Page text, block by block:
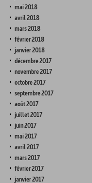
mai 2018
avril 2018
mars 2018
février 2018
janvier 2018
décembre 2017
novembre 2017
octobre 2017
septembre 2017
août 2017
juillet 2017
juin 2017
mai 2017
avril 2017
mars 2017
février 2017
janvier 2017